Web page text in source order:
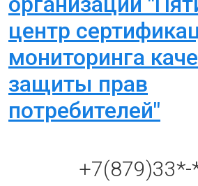
центр
мониторинга
защиты прав
потребителей"